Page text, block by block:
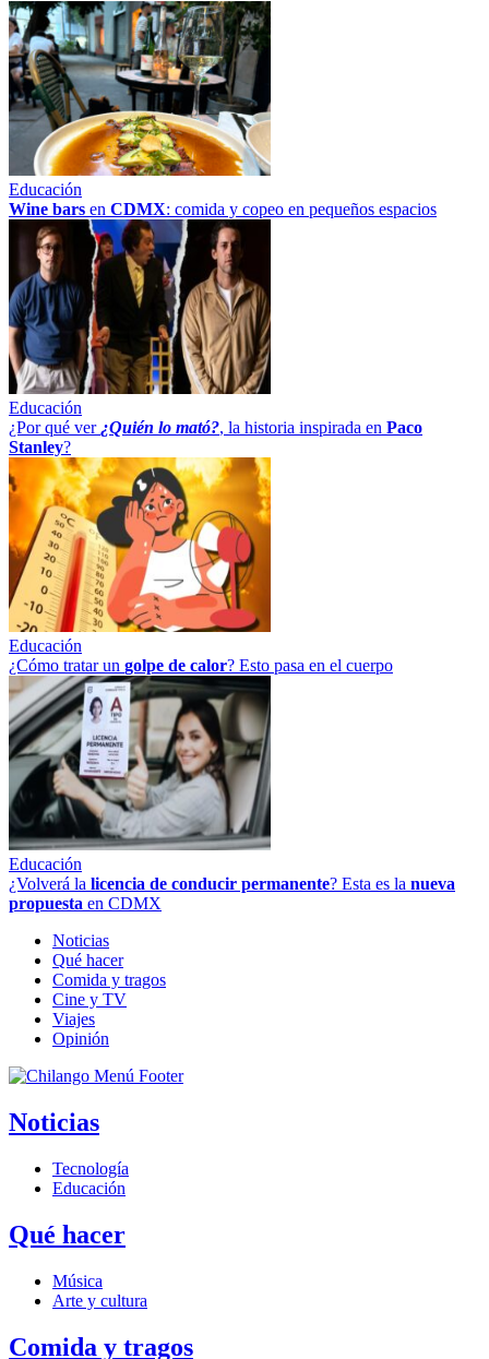
Educación
Wine bars en CDMX: comida y copeo en pequeños espacios
Educación
¿Por qué ver ¿Quién lo mató?, la historia inspirada en Paco
Stanley?
Educación
¿Cómo tratar un golpe de calor? Esto pasa en el cuerpo
Educación
¿Volverá la licencia de conducir permanente? Esta es la nueva
propuesta en CDMX
Noticias
Qué hacer
Comida y tragos
Cine y TV
Viajes
Opinión
Noticias
Tecnología
Educación
Qué hacer
Música
Arte y cultura
Comida y tragos